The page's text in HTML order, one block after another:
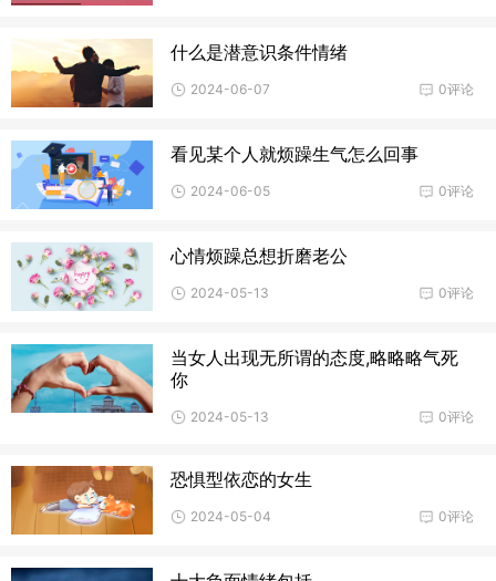
什么是潜意识条件情绪
0评论
2024-06-07
看见某个人就烦躁生气怎么回事
0评论
2024-06-05
心情烦躁总想折磨老公
0评论
2024-05-13
当女人出现无所谓的态度,略略略气死
你
0评论
2024-05-13
恐惧型依恋的女生
0评论
2024-05-04